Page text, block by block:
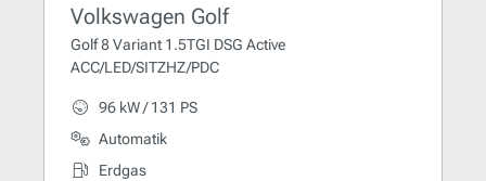
Volkswagen Golf
Golf 8 Variant 1.5TGI DSG Active
ACC/LED/SITZHZ/PDC
96 kW / 131 PS
Automatik
Erdgas